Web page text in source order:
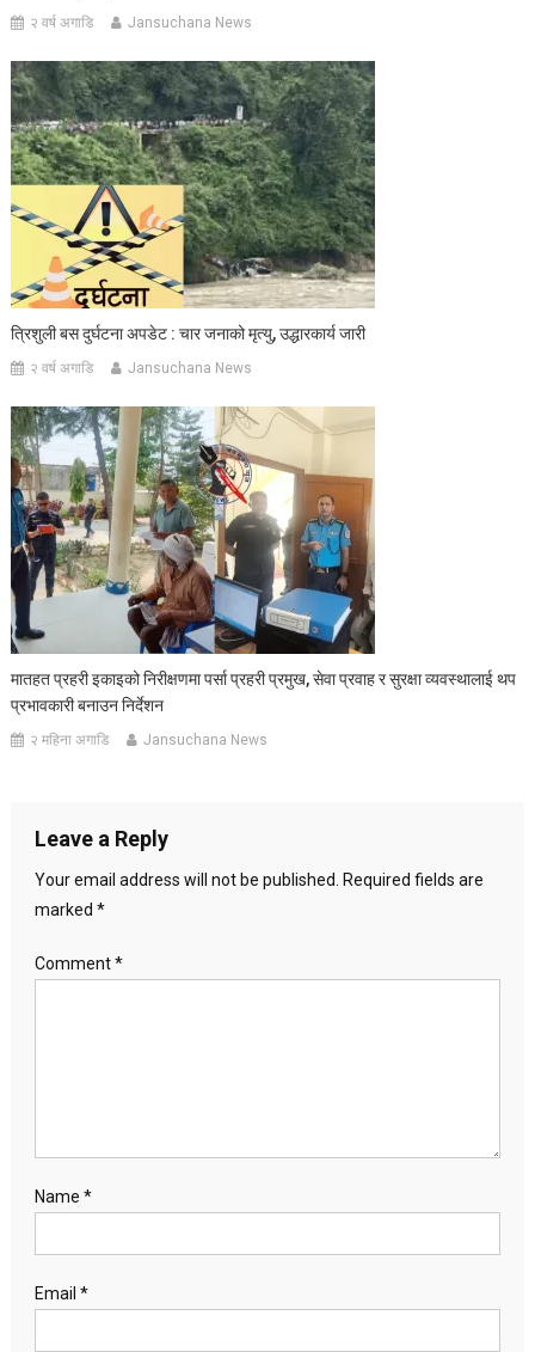
२ वर्ष अगाडि Jansuchana News
त्रिशुली बस दुर्घटना अपडेट : चार जनाको मृत्यु, उद्धारकार्य जारी
२ वर्ष अगाडि Jansuchana News
मातहत प्रहरी इकाइको निरीक्षणमा पर्सा प्रहरी प्रमुख, सेवा प्रवाह र सुरक्षा व्यवस्थालाई थप
प्रभावकारी बनाउन निर्देशन
२ महिना अगाडि Jansuchana News
Leave a Reply
Your email address will not be published.
Required fields are
marked *
Comment*
Name *
Email *